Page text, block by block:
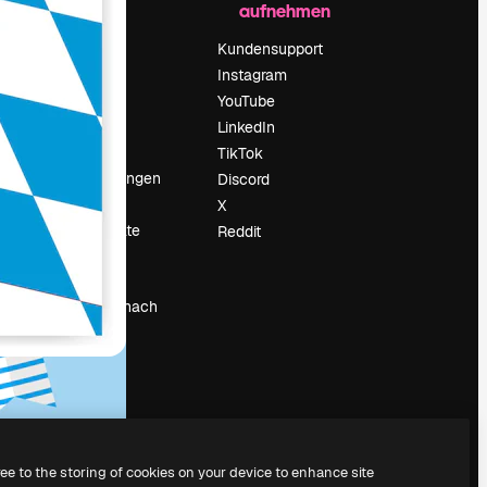
Preise
Über uns
Reviews
Karriere
Suchtrends
Veranstaltungen
Slidesgo
Deine Inhalte
verkaufen
Pressesaal
Suchst du nach
magnific.ai
aufnehmen
Kundensupport
Instagram
YouTube
LinkedIn
TikTok
Discord
X
Reddit
to the storing of cookies on your device to enhance site